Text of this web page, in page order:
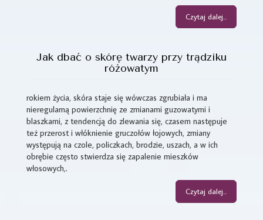
Czytaj dalej...
Jak dbać o skórę twarzy przy trądziku
różowatym
rokiem życia, skóra staje się wówczas zgrubiała i ma
nieregularną powierzchnię ze zmianami guzowatymi i
blaszkami, z tendencją do zlewania się, czasem następuje
też przerost i włóknienie gruczołów łojowych, zmiany
występują na czole, policzkach, brodzie, uszach, a w ich
obrębie często stwierdza się zapalenie mieszków
włosowych,.
Czytaj dalej...